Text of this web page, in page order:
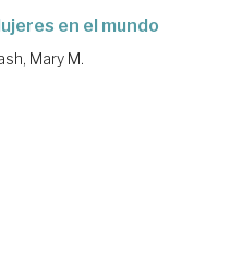
en el mundo
Mary M.